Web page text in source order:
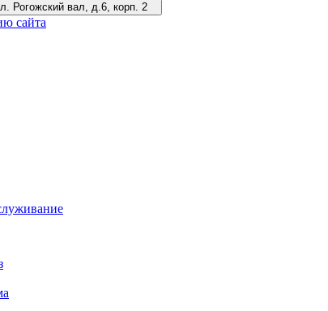
Рогожский вал, д.6, корп. 2
сайта